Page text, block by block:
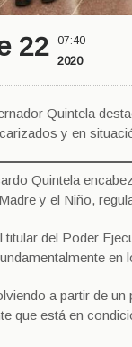
22 07:40
2020
Quintela
y en
Quintela
y el Niño,
titular del Poder
en
a partir de
que está en